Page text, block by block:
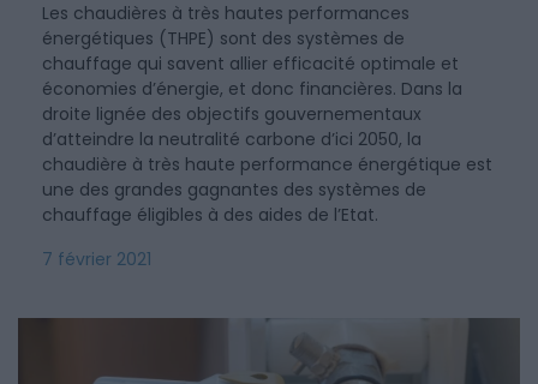
Les chaudières à très hautes performances
énergétiques (THPE) sont des systèmes de
chauffage qui savent allier efficacité optimale et
économies d’énergie, et donc financières. Dans la
droite lignée des objectifs gouvernementaux
d’atteindre la neutralité carbone d’ici 2050, la
chaudière à très haute performance énergétique est
une des grandes gagnantes des systèmes de
chauffage éligibles à des aides de l’Etat.
7 février 2021